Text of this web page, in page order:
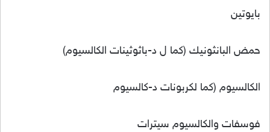
بايوتين
حمض البانثونيك (كما ل د-باثوثينات الكالسيوم)
الكالسيوم (كما لكربونات د-كالسيوم
فوسفات والكالسيوم سيترات